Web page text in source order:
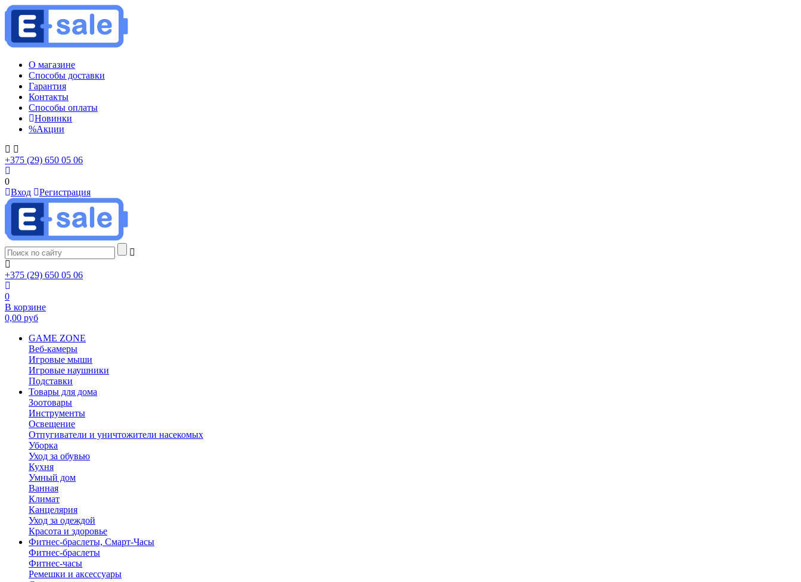
О магазине
Способы доставки
Гарантия
Контакты
Способы оплаты
Новинки
%Акции
+375 (29) 650 05 06
0
Вход
Регистрация
+375 (29) 650 05 06
0
В корзине
0,00 руб
GAME ZONE
Веб-камеры
Игровые мыши
Игровые наушники
Подставки
Товары для дома
Зоотовары
Инструменты
Освещение
Отпугиватели и уничтожители насекомых
Уборка
Уход за обувью
Кухня
Умный дом
Ванная
Климат
Канцелярия
Уход за одеждой
Красота и здоровье
Фитнес-браслеты, Смарт-Часы
Фитнес-браслеты
Фитнес-часы
Ремешки и аксессуары